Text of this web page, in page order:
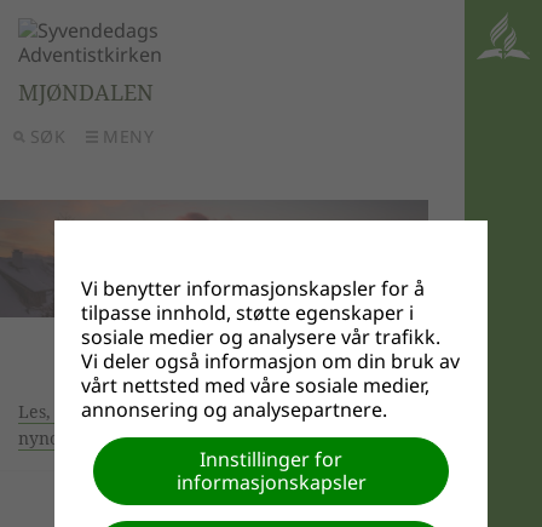
SØK MENY
MJØNDALEN
Les, eller få opplest dagens bibelord på bokmål,
nynorsk eller nordsamisk
Vi benytter informasjonskapsler for å
tilpasse innhold, støtte egenskaper i
sosiale medier og analysere vår trafikk.
Vi deler også informasjon om din bruk av
vårt nettsted med våre sosiale medier,
annonsering og analysepartnere.
Innstillinger for
informasjonskapsler